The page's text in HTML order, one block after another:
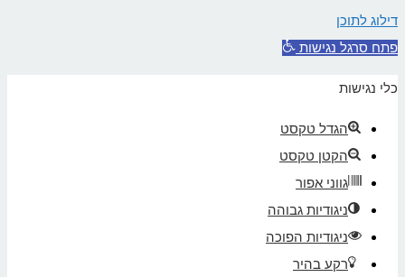
דילוג לתוכן
פתח סרגל נגישות
כלי נגישות
הגדל טקסט
הקטן טקסט
גווני אפור
ניגודיות גבוהה
ניגודיות הפוכה
רקע בהיר